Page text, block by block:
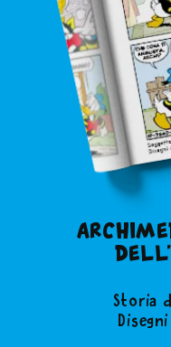
Storia